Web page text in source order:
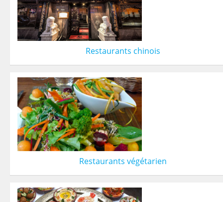
Restaurants chinois
Restaurants végétarien